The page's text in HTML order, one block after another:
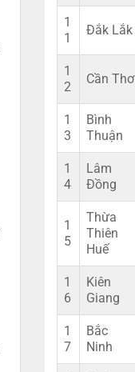
1
1
Đắk Lắk
1
2
Cần Thơ
1
3
Bình
Thuận
1
4
Lâm
Đồng
1
5
Thừa
Thiên
Huế
1
6
Kiên
Giang
1
7
Bắc
Ninh